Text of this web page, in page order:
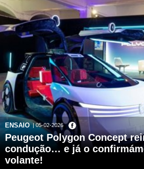
ENSAIO | 05-02-2026
Peugeot Polygon Concept
condução… e já o
volante!